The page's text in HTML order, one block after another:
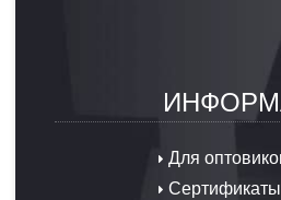
Для
Сертификаты